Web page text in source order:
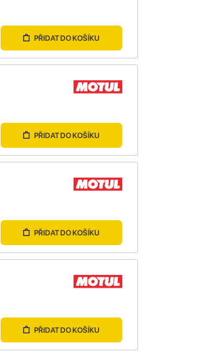
PŘIDAT DO KOŠÍKU
PŘIDAT DO KOŠÍKU
PŘIDAT DO KOŠÍKU
PŘIDAT DO KOŠÍKU